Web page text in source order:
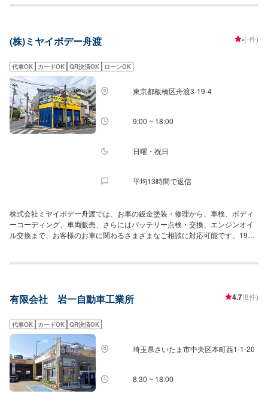
足立伊興店」様に対して、交差点を挟んで斜め向かいに当店は位置しており
(株)ミヤイボデー舟渡 -(-件)
代車OK カードOK QR決済OK ローンOK
東京都板橋区舟渡3-19-4
9:00 ~ 18:00
日曜・祝日
平均13時間で返信
株式会社ミヤイボデー舟渡では、お車の鈑金塗装・修理から、車検、ボディ
ーコーディング、車両販売、さらにはバッテリー点検・交換、エンジンオイ
ル交換まで、お客様のお車に関わるさまざまなご相談に対応可能です。1977
高い技術と環境に優しい設備から始まると考えています。修理車年間1000台
準をクリアした工場のみ加盟可能なDRPネットワーク加盟工場
有限会社 岩一自動車工業所 4.7(8件)
代車OK カードOK QR決済OK
埼玉県さいたま市中央区本町西1-1-20
8:30 ~ 18:00